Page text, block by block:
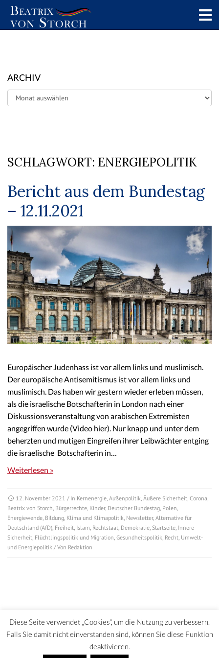
ARCHIV
Archiv
SCHLAGWORT: ENERGIEPOLITIK
Bericht aus dem Bundestag
– 12.11.2021
Europäischer Judenhass ist vor allem links und muslimisch.
Der europäische Antisemitismus ist vor allem links und
muslimisch. Das haben wir gestern wieder erleben müssen,
als die israelische Botschafterin in London nach einer
Diskussionsveranstaltung von arabischen Extremisten
angegriffen wurde (Video hier). Nur knapp und unter dem
beherzten und mutigen Eingreifen ihrer Leibwächter entging
die israelische Botschafterin in…
Weiterlesen »
12. November 2021 / In Kernenergie, Außenpolitik, Äußere Sicherheit, Corona,
Beatrix von Storch, Bürgerrechte, Kinder, Deutscher Bundestag, Polen,
Energiewende, Bildung, Klima und Klimapolitik, Newsletter, Alternative für
Deutschland (AfD), Freiheit, Islam, Rechtstaat, Demokratie, Startseite, Innere
Sicherheit, Flüchtlingspolitik und Migration, Gesundheitspolitik, Recht, Umwelt-
und Energiepolitik / Von Redaktion
Diese Seite verwendet „Cookies“, um die Nutzung zu verbessern.
Falls Sie damit nicht einverstanden sind, können Sie diese Funktion
deaktivieren.